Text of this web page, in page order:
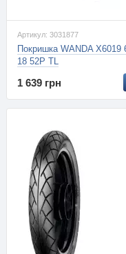
Артикул: 3031877
Покришка WANDA X6019
18 52P TL
1 639 грн